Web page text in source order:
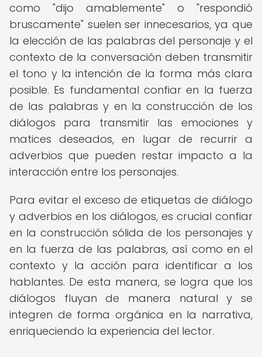
como "dijo amablemente" o "respondió
bruscamente" suelen ser innecesarios, ya que
la elección de las palabras del personaje y el
contexto de la conversación deben transmitir
el tono y la intención de la forma más clara
posible. Es fundamental confiar en la fuerza
de las palabras y en la construcción de los
diálogos para transmitir las emociones y
matices deseados, en lugar de recurrir a
adverbios que pueden restar impacto a la
interacción entre los personajes.
Para evitar el exceso de etiquetas de diálogo
y adverbios en los diálogos, es crucial confiar
en la construcción sólida de los personajes y
en la fuerza de las palabras, así como en el
contexto y la acción para identificar a los
hablantes. De esta manera, se logra que los
diálogos fluyan de manera natural y se
integren de forma orgánica en la narrativa,
enriqueciendo la experiencia del lector.